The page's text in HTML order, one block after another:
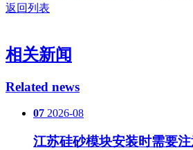
返回列表
相关新闻
Related news
07 2026-08
江苏硅砂模块安装时需要